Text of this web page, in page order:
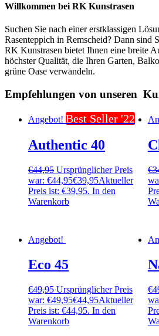
Willkommen bei RK Kunstrasen
Suchen Sie nach einer erstklassigen
Rasenteppich in Remscheid? Dann sind
RK Kunstrasen bietet Ihnen eine breite
höchster Qualität, die Ihren Garten,
grüne Oase verwandeln.
Empfehlungen von unseren
Angebot! Best Seller '22
Authentic 40
€44,95 Ursprünglicher Preis
war: €44,95€39,95Aktueller
Preis ist: €39,95. In den
Warenkorb
€
Angebot!
Eco 45
€49,95 Ursprünglicher Preis
war: €49,95€44,95Aktueller
Preis ist: €44,95. In den
Warenkorb
€